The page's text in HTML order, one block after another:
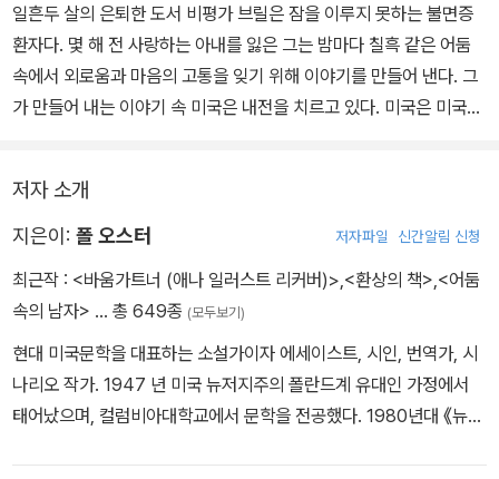
일흔두 살의 은퇴한 도서 비평가 브릴은 잠을 이루지 못하는 불면증
환자다. 몇 해 전 사랑하는 아내를 잃은 그는 밤마다 칠흑 같은 어둠
속에서 외로움과 마음의 고통을 잊기 위해 이야기를 만들어 낸다. 그
가 만들어 내는 이야기 속 미국은 내전을 치르고 있다. 미국은 미국이
자신과 이혼한 딸, 남자 친구가 죽은 손녀가 안고 있는 상처와 죄책감
이 드러나는데…….
저자 소개
지은이: 폴 오스터 저자파일 신간알림 신청
최근작 : <바움가트너 (애나 일러스트 리커버)> <환상의 책> <어둠
속의 남자> … 총 649종 (모두보기)
현대 미국문학을 대표하는 소설가이자 에세이스트, 시인, 번역가, 시
나리오 작가. 1947 년 미국 뉴저지주의 폴란드계 유대인 가정에서
태어났으며, 컬럼비아대학교에서 문학을 전공했다. 1980년대 《뉴욕